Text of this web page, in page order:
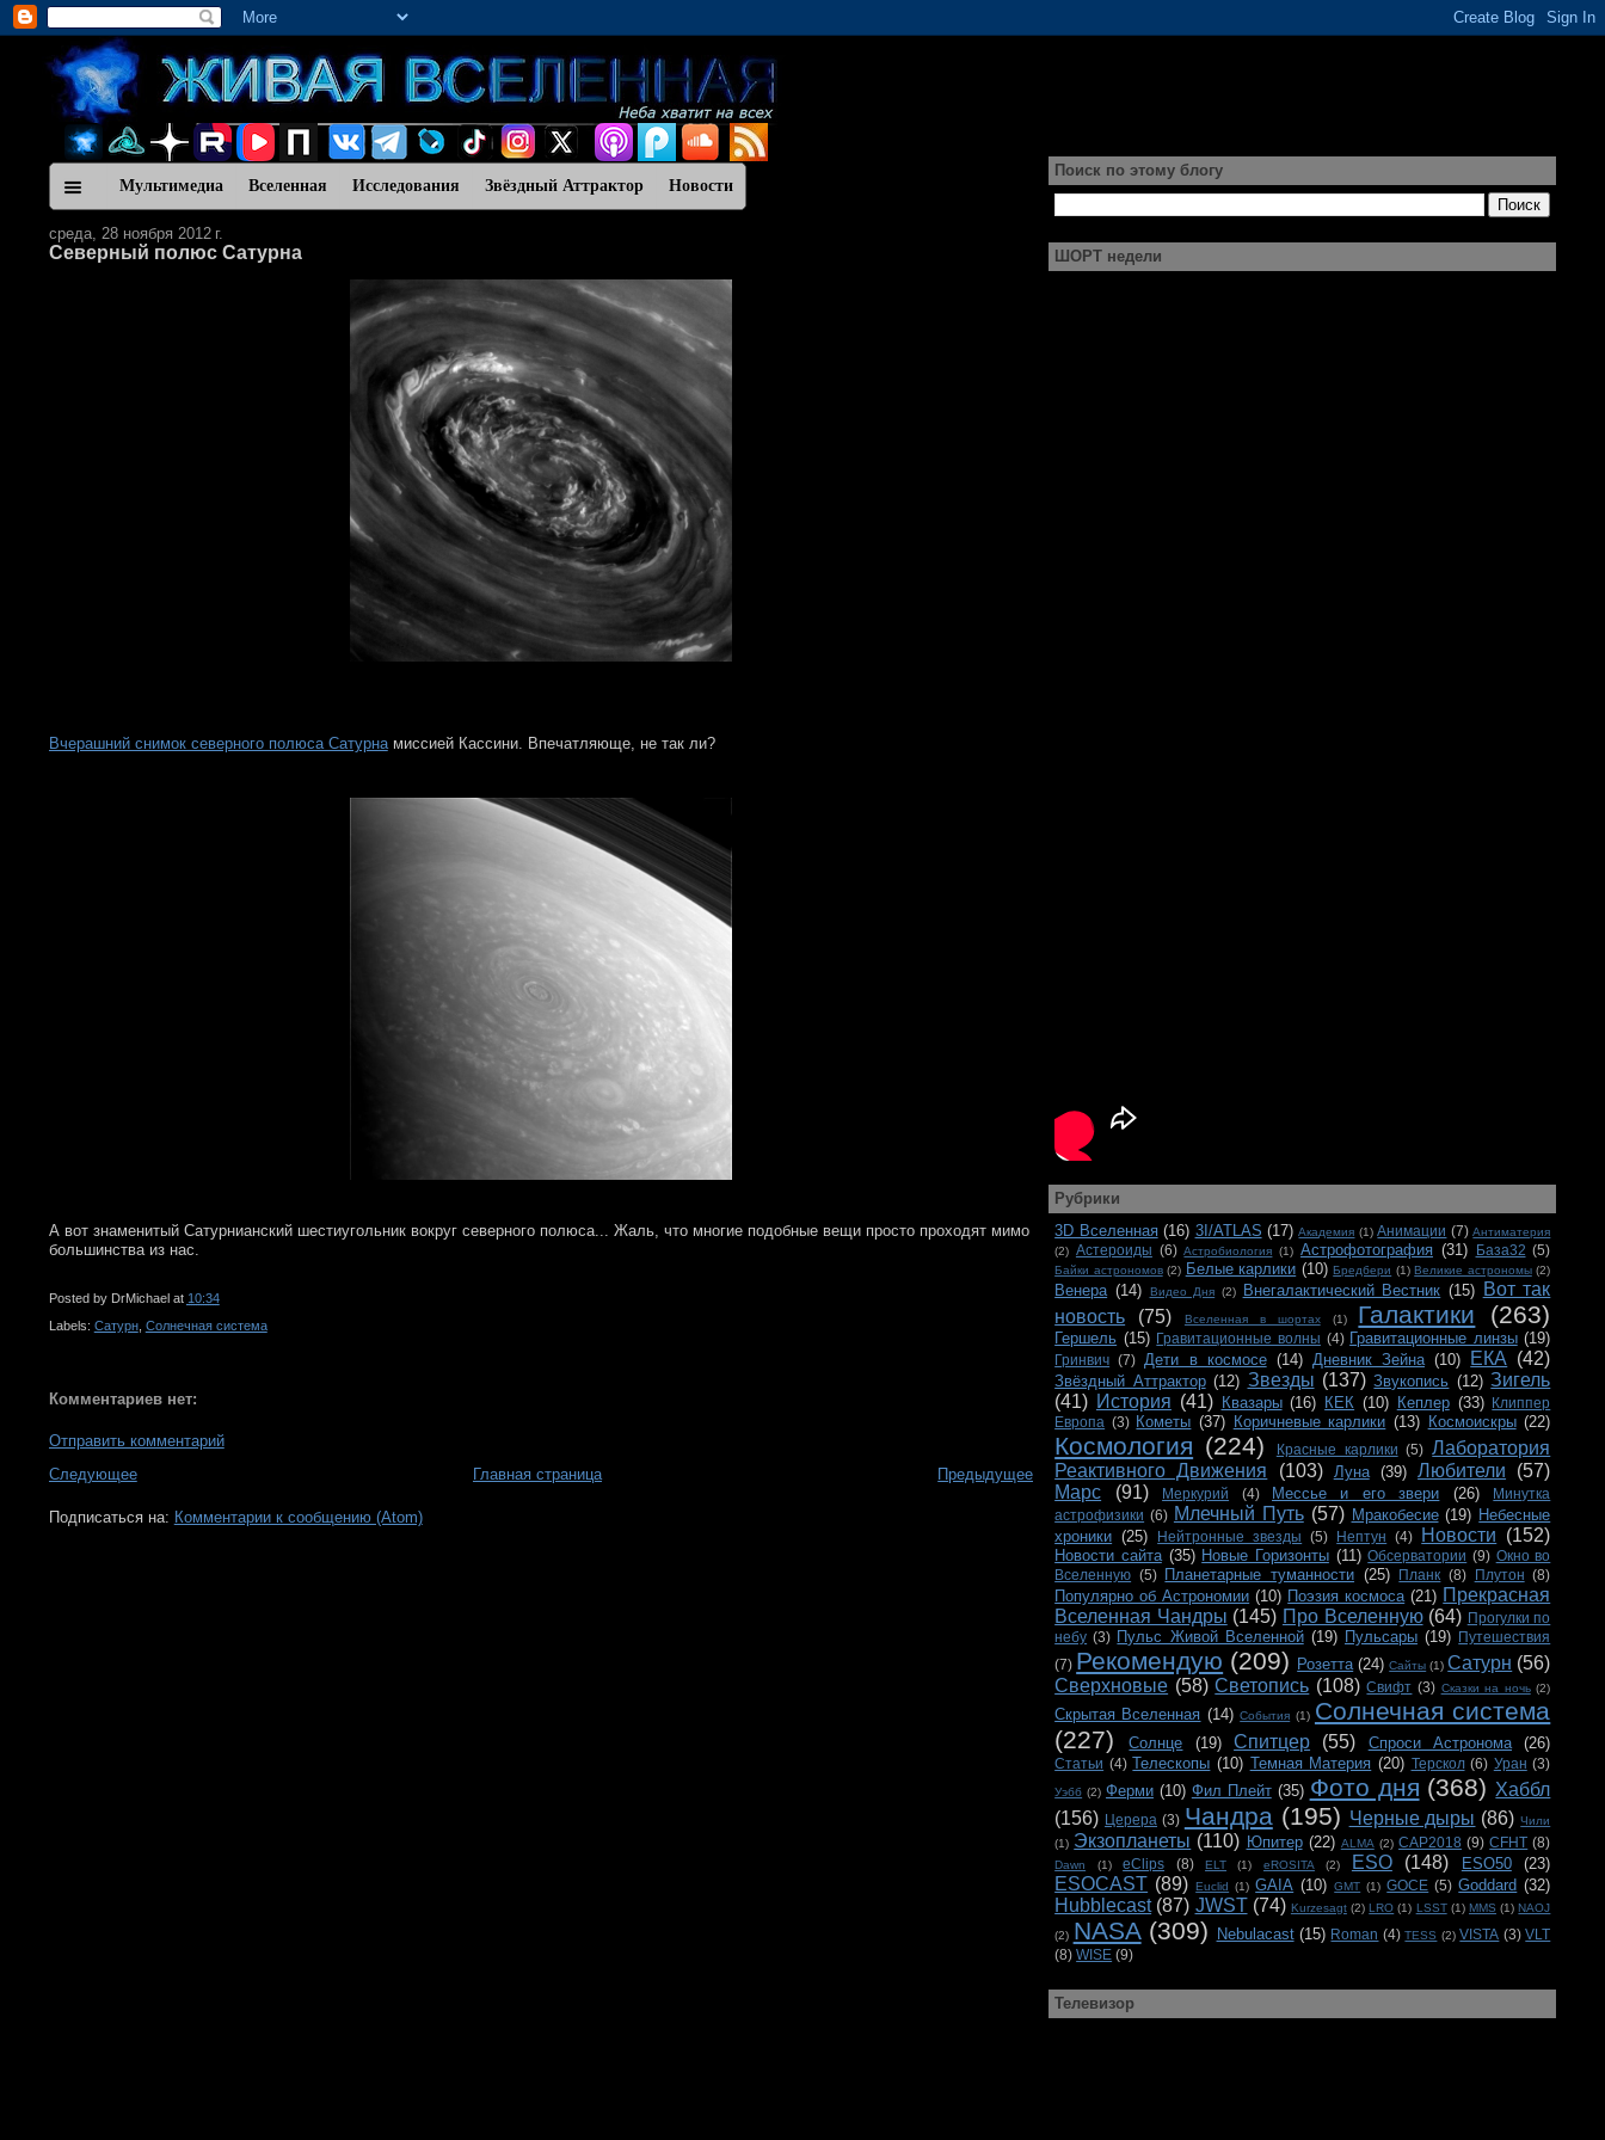
Мультимедиа Вселенная Исследования Звёздный Аттрактор Новости
среда, 28 ноября 2012 г.
Северный полюс Сатурна
Вчерашний снимок северного полюса Сатурнамиссией Кассини. Впечатляюще, не так ли?
А вот знаменитый Сатурнианский шестиугольник вокруг северного полюса... Жаль, что многие подобные вещи просто проходят мимо
большинства из нас.
Posted by DrMichael at 10:34
Labels: Сатурн, Солнечная система
Комментариев нет:
Отправить комментарий
Следующее
Предыдущее
Главная страница
Подписаться на: Комментарии к сообщению (Atom)
Поиск по этому блогу
ШОРТ недели
Рубрики
3D Вселенная (16) 3I/ATLAS (17) Академия (1) Анимации (7) Антиматерия
(2) Астероиды (6) Астробиология (1) Астрофотография (31) База32 (5)
Байки астрономов (2) Белые карлики (10) Бредбери (1) Великие астрономы (2)
Венера (14) Видео Дня (2) Внегалактический Вестник (15)
Вот так
новость
(75) Вселенная в шортах (1) Галактики (263)
Гершель (15) Гравитационные волны (4) Гравитационные линзы (19)
Гринвич (7) Дети в космосе (14) Дневник Зейна (10) ЕКА (42)
Звёздный Аттрактор (12) Звезды (137) Звукопись (12) Зигель
(41) История (41) Квазары (16) КЕК (10) Кеплер (33) Клиппер
Европа (3) Кометы (37) Коричневые карлики (13) Космоискры (22)
Космология (224) Красные карлики (5) Лаборатория
Реактивного Движения
(103) Луна (39) Любители
(57)
Марс
(91) Меркурий (4) Мессье и его звери (26)
Минутка
астрофизики (6) Млечный Путь (57) Мракобесие (19) Небесные
хроники (25) Нейтронные звезды (5) Нептун (4) Новости (152)
Новости сайта (35) Новые Горизонты (11) Обсерватории (9) Окно во
Вселенную (5) Планетарные туманности (25) Планк (8) Плутон (8)
Популярно об Астрономии (10) Поэзия космоса (21) Прекрасная
Вселенная Чандры (145) Про Вселенную (64) Прогулки по
небу (3) Пульс Живой Вселенной (19) Пульсары (19) Путешествия
(7) Рекомендую (209) Розетта (24) Сайты (1) Сатурн (56)
Сверхновые (58) Светопись (108) Свифт (3) Сказки на ночь (2)
Скрытая Вселенная (14) События (1) Солнечная система
(227)
Солнце (19) Спитцер (55) Спроси Астронома (26)
Статьи (4) Телескопы (10) Темная Материя (20) Терскол (6) Уран (3)
Уэбб (2) Ферми (10) Фил Плейт (35) Фото дня (368) Хаббл
(156) Церера (3) Чандра (195) Черные дыры (86) Чили
(1) Экзопланеты (110) Юпитер (22) ALMA (2) CAP2018 (9) CFHT (8)
Dawn (1) eClips (8) ELT (1) eROSITA (2) ESO (148) ESO50 (23)
ESOCAST (89) Euclid (1) GAIA (10) GMT (1) GOCE (5) Goddard (32)
Hubblecast (87) JWST (74) Kurzesagt (2) LRO (1) LSST (1) MMS (1) NAOJ
(2) NASA (309) Nebulacast (15) Roman (4) TESS (2) VISTA (3) VLT
(8) WISE (9)
Телевизор